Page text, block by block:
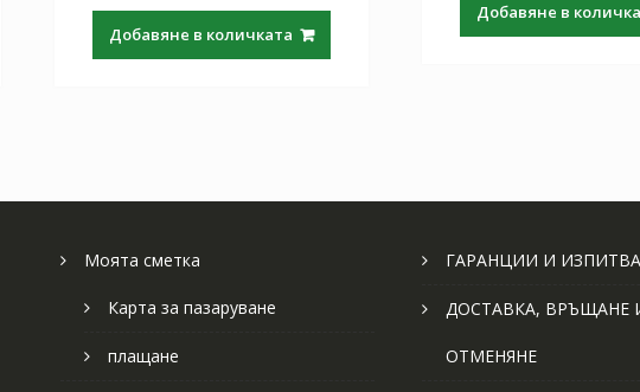
97.97 лв..57.64 лв..
Добавяне в количката
97.97
Добавяне в
Моята сметка
Карта за пазаруване
плащане
ГАРАНЦИИ И
ДОСТАВКА, ВРЪЩАНЕ
ОТМЕНЯНЕ